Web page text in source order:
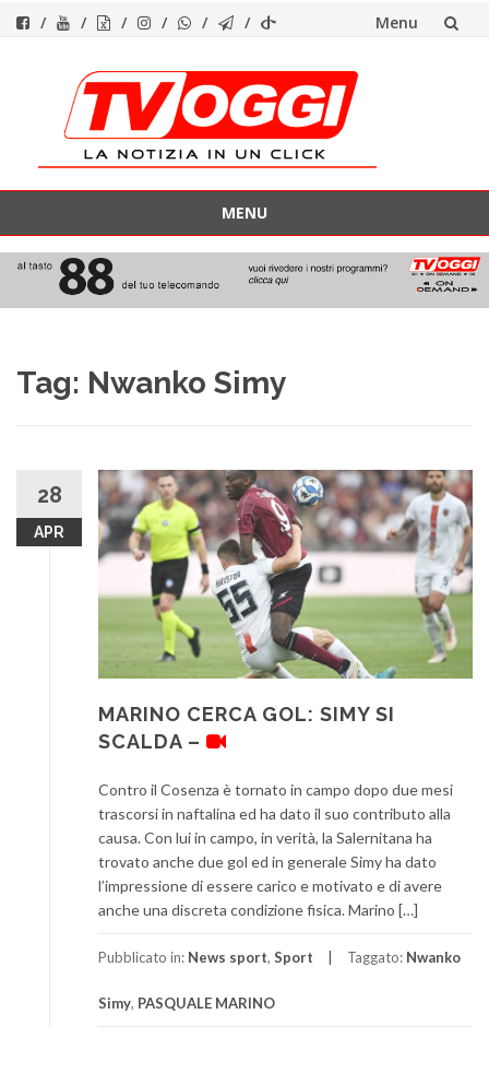
Menu
contenuto
MENU
contenuto
Tag: Nwanko Simy
28
APR
MARINO CERCA GOL: SIMY SI
SCALDA –
Contro il Cosenza è tornato in campo dopo due mesi
trascorsi in naftalina ed ha dato il suo contributo alla
causa. Con lui in campo, in verità, la Salernitana ha
trovato anche due gol ed in generale Simy ha dato
l’impressione di essere carico e motivato e di avere
anche una discreta condizione fisica. Marino […]
Pubblicato in: News sport, Sport Taggato: Nwanko
Simy, PASQUALE MARINO